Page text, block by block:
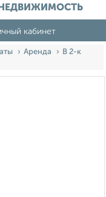
кабинет
Аренда
В 2-к